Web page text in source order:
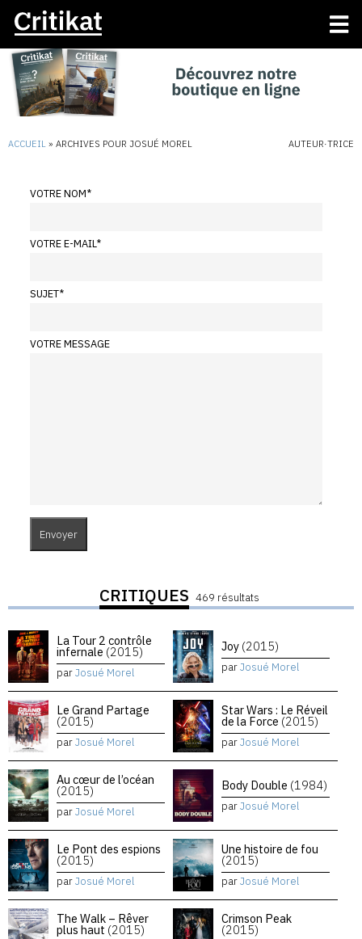
ACCUEIL » ARCHIVES POUR JOSUÉ MOREL AUTEUR·TRICE
VOTRE NOM*
VOTRE E-MAIL*
SUJET*
VOTRE MESSAGE
CRITIQUES 469 résultats
La Tour 2 contrôle
infernale (2015)
parJosué Morel
Joy (2015)
parJosué Morel
Le Grand Partage
(2015)
parJosué Morel
Star Wars : Le Réveil
de la Force (2015)
parJosué Morel
Au cœur de l’océan
(2015)
parJosué Morel
Body Double (1984)
parJosué Morel
Le Pont des espions
(2015)
parJosué Morel
Une histoire de fou
(2015)
parJosué Morel
The Walk – Rêver
plus haut (2015)
Crimson Peak
(2015)